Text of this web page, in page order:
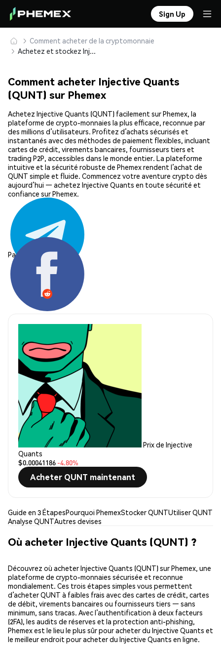
Sign Up
Comment acheter de la cryptomonnaie
Achetez et stockez Injective Quants (QUNT) en toute sécurité
Comment acheter Injective Quants
(QUNT) sur Phemex
Achetez Injective Quants (QUNT) facilement sur Phemex, la
plateforme de crypto-monnaies la plus efficace, reconnue par
des millions d’utilisateurs. Profitez d’achats sécurisés et
instantanés avec des méthodes de paiement flexibles, incluant
cartes de crédit, virements bancaires, fournisseurs tiers et
trading P2P, accessibles dans le monde entier. La plateforme
intuitive et la sécurité robuste de Phemex rendent l’achat de
QUNT simple et fluide. Commencez votre aventure crypto dès
aujourd’hui — achetez Injective Quants en toute sécurité et
confiance sur Phemex.
Partager:
Prix de Injective
Quants
$0.00041186 -4.80%
Acheter QUNT maintenant
Guide en 3 ÉtapesPourquoi PhemexStocker QUNTUtiliser QUNT
Analyse QUNTAutres devises
Où acheter Injective Quants (QUNT) ?
Découvrez où acheter Injective Quants (QUNT) sur Phemex, une
plateforme de crypto-monnaies sécurisée et reconnue
mondialement. Ces trois étapes simples vous permettent
d’acheter QUNT à faibles frais avec des cartes de crédit, cartes
de débit, virements bancaires ou fournisseurs tiers — sans
minimum, sans tracas. Avec l’authentification à deux facteurs
(2FA), les audits de réserves et la protection anti-phishing,
Phemex est le lieu le plus sûr pour acheter du Injective Quants et
le meilleur endroit pour acheter du Injective Quants en ligne.